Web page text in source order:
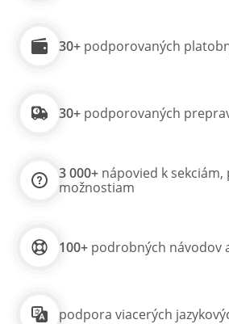
30+ podporovaných
30+ podporovaných
3 000+ nápovied k sekciám,
možnostiam
100+ podrobných návodov
podpora viacerých